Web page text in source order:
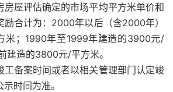
房屋评估确定的市场平均平方米单价和
励合计为：2000年以后（含2000年）
米；1990年至1999年建造的3900元/
建造的3800元/平方米。
工备案时间或者以相关管理部门认定竣
时间为准。